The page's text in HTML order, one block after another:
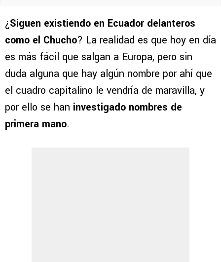
¿Siguen existiendo en Ecuador delanteros
como el Chucho? La realidad es que hoy en día
es más fácil que salgan a Europa, pero sin
duda alguna que hay algún nombre por ahí que
el cuadro capitalino le vendría de maravilla, y
por ello se han investigado nombres de
primera mano.